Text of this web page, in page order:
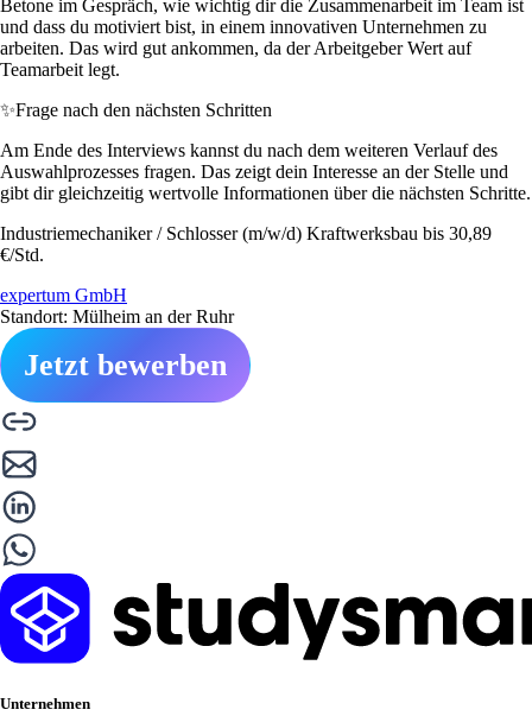
Betone im Gespräch, wie wichtig dir die Zusammenarbeit im Team ist
und dass du motiviert bist, in einem innovativen Unternehmen zu
arbeiten. Das wird gut ankommen, da der Arbeitgeber Wert auf
Teamarbeit legt.
✨Frage nach den nächsten Schritten
Am Ende des Interviews kannst du nach dem weiteren Verlauf des
Auswahlprozesses fragen. Das zeigt dein Interesse an der Stelle und
gibt dir gleichzeitig wertvolle Informationen über die nächsten Schritte.
Industriemechaniker / Schlosser (m/w/d) Kraftwerksbau bis 30,89
€/Std.
expertum GmbH
Standort: Mülheim an der Ruhr
Jetzt bewerben
Unternehmen